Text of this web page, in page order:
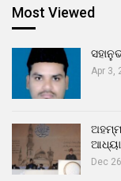
Most Viewed
Apr 3,
Dec